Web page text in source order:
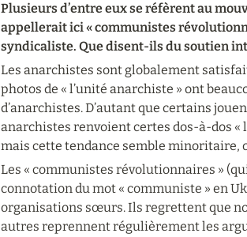
Plusieurs d’entre eux se réfèrent au
appellerait ici « communistes
syndicaliste. Que disent-ils du soutien
Les anarchistes sont globalement
photos de « l’unité anarchiste » ont
d’anarchistes. D’autant que certains
anarchistes renvoient certes dos-à-dos «
mais cette tendance semble minoritaire,
Les « communistes révolutionnaires »
connotation du mot « communiste » en
organisations sœurs. Ils regrettent que
autres reprennent régulièrement les